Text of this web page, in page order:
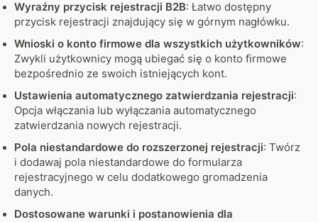
Wyraźny przycisk rejestracji B2B: Łatwo dostępny
przycisk rejestracji znajdujący się w górnym nagłówku.
Wnioski o konto firmowe dla wszystkich użytkowników:
Zwykli użytkownicy mogą ubiegać się o konto firmowe
bezpośrednio ze swoich istniejących kont.
Ustawienia automatycznego zatwierdzania rejestracji:
Opcja włączania lub wyłączania automatycznego
zatwierdzania nowych rejestracji.
Pola niestandardowe do rozszerzonej rejestracji: Twórz
i dodawaj pola niestandardowe do formularza
rejestracyjnego w celu dodatkowego gromadzenia
danych.
Dostosowane warunki i postanowienia dla